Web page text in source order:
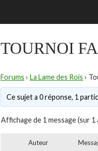
TOURNOI
Forums › La Lame des Rois ›
Ce sujet a 0 réponse, 1
Affichage de 1 message (sur 1
Auteur